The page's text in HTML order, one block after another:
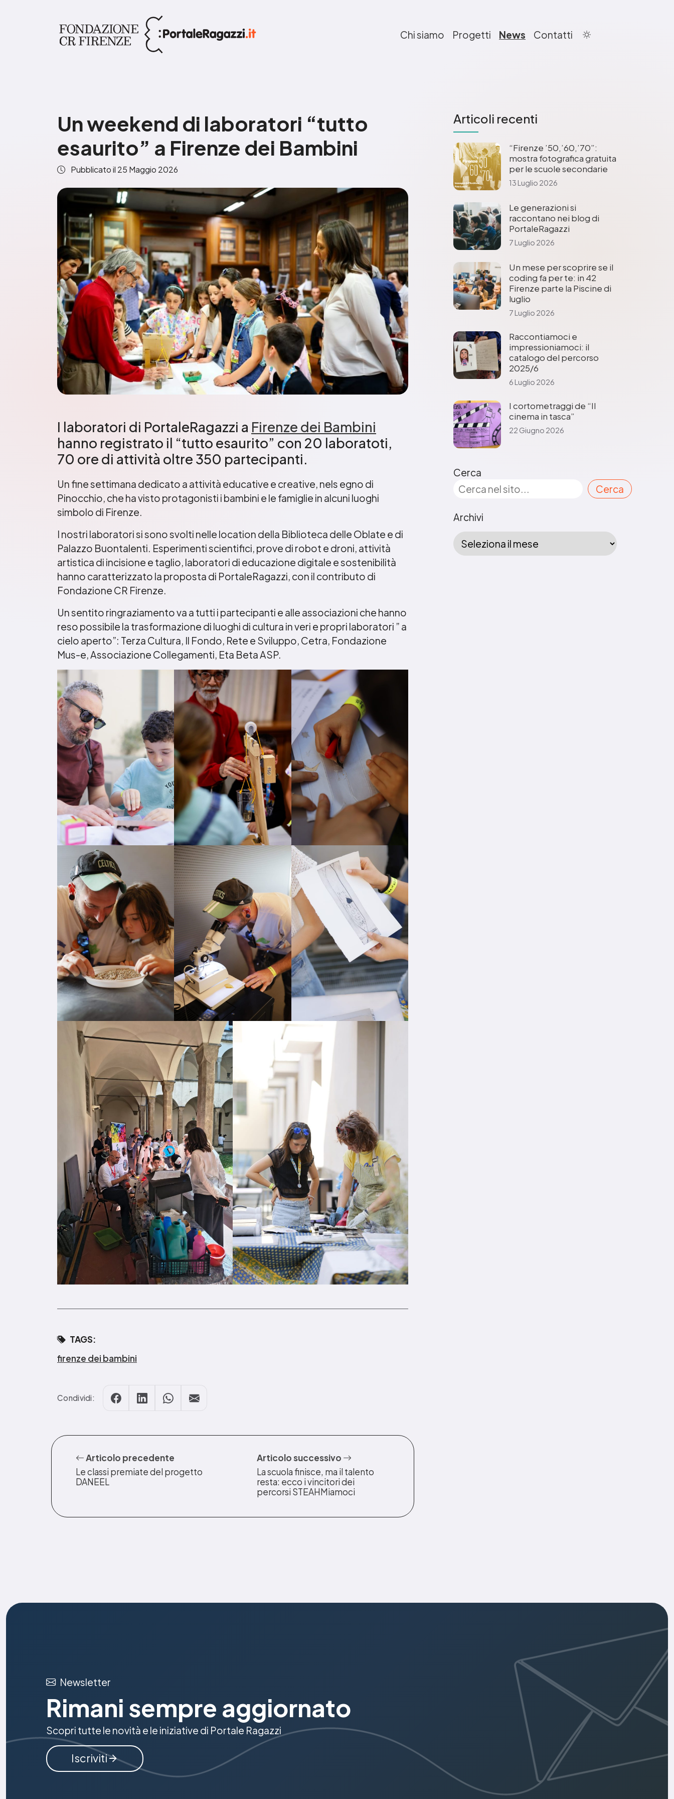
Chi siamo Progetti News Contatti
Un weekend di laboratori “tutto
esaurito” a Firenze dei Bambini
Pubblicato il 25 Maggio 2026
I laboratori di PortaleRagazzi a Firenze dei Bambini
hanno registrato il “tutto esaurito” con 20 laboratoti,
70 ore di attività oltre 350 partecipanti.
Un fine settimana dedicato a attività educative e creative, nels egno di
Pinocchio, che ha visto protagonisti i bambini e le famiglie in alcuni luoghi
simbolo di Firenze.
I nostri laboratori si sono svolti nelle location della Biblioteca delle Oblate e di
Palazzo Buontalenti. Esperimenti scientifici, prove di robot e droni, attività
artistica di incisione e taglio, laboratori di educazione digitale e sostenibilità
hanno caratterizzato la proposta di PortaleRagazzi, con il contributo di
Fondazione CR Firenze.
Un sentito ringraziamento va a tutti i partecipanti e alle associazioni che hanno
reso possibile la trasformazione di luoghi di cultura in veri e propri laboratori ” a
cielo aperto”: Terza Cultura, Il Fondo, Rete e Sviluppo, Cetra, Fondazione
Mus-e, Associazione Collegamenti, Eta Beta ASP.
TAGS:
firenze dei bambini
Condividi:
Articolo precedente
Le classi premiate del progetto
DANEEL
Articolo successivo
La scuola finisce, ma il talento
resta: ecco i vincitori dei
percorsi STEAHMiamoci
Articoli recenti
“Firenze ’50,’60,’70”:
mostra fotografica gratuita
per le scuole secondarie
13 Luglio 2026
Le generazioni si
raccontano nei blog di
PortaleRagazzi
7 Luglio 2026
Un mese per scoprire se il
coding fa per te: in 42
Firenze parte la Piscine di
luglio
7 Luglio 2026
Raccontiamoci e
impressioniamoci: il
catalogo del percorso
2025/6
6 Luglio 2026
I cortometraggi de “Il
cinema in tasca”
22 Giugno 2026
Cerca
Cerca
Archivi
Newsletter
Rimani sempre aggiornato
Scopri tutte le novità e le iniziative di Portale Ragazzi
Iscriviti